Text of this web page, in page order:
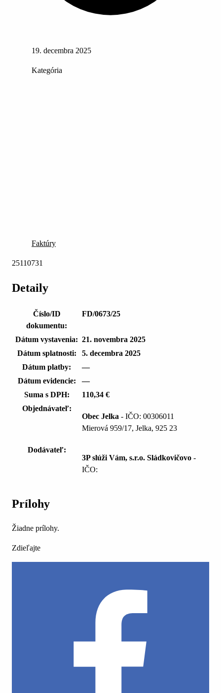
19. decembra 2025
Kategória
Faktúry
25110731
Detaily
Číslo/ID
dokumentu:
FD/0673/25
Dátum vystavenia: 21. novembra 2025
Dátum splatnosti:
5. decembra 2025
Dátum platby:
—
Dátum evidencie:
—
Suma s DPH:
110,34 €
Objednávateľ:
Obec Jelka - IČO: 00306011
Mierová 959/17, Jelka, 925 23
Dodávateľ:
3P slúži Vám, s.r.o. Sládkovičovo -
IČO:
Prílohy
Žiadne prílohy.
Zdieľajte